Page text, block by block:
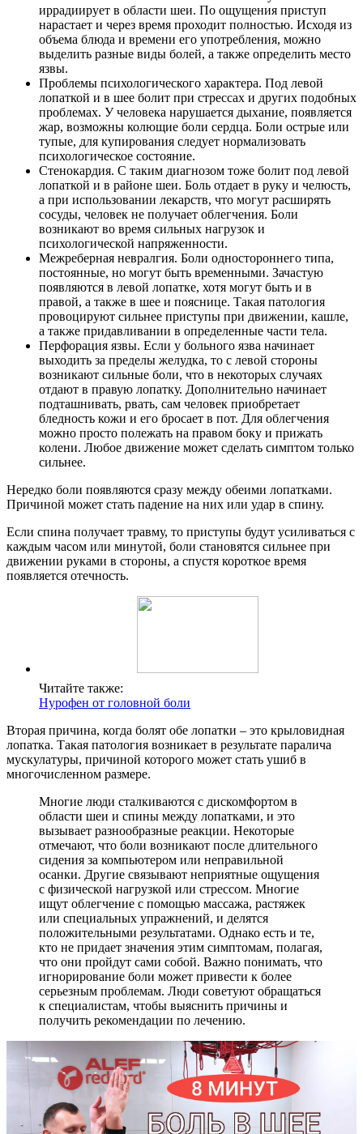
иррадиирует в области шеи. По ощущения приступ
нарастает и через время проходит полностью. Исходя из
объема блюда и времени его употребления, можно
выделить разные виды болей, а также определить место
язвы.
Проблемы психологического характера. Под левой
лопаткой и в шее болит при стрессах и других подобных
проблемах. У человека нарушается дыхание, появляется
жар, возможны колющие боли сердца. Боли острые или
тупые, для купирования следует нормализовать
психологическое состояние.
Стенокардия. С таким диагнозом тоже болит под левой
лопаткой и в районе шеи. Боль отдает в руку и челюсть,
а при использовании лекарств, что могут расширять
сосуды, человек не получает облегчения. Боли
возникают во время сильных нагрузок и
психологической напряженности.
Межреберная невралгия. Боли одностороннего типа,
постоянные, но могут быть временными. Зачастую
появляются в левой лопатке, хотя могут быть и в
правой, а также в шее и пояснице. Такая патология
провоцируют сильнее приступы при движении, кашле,
а также придавливании в определенные части тела.
Перфорация язвы. Если у больного язва начинает
выходить за пределы желудка, то с левой стороны
возникают сильные боли, что в некоторых случаях
отдают в правую лопатку. Дополнительно начинает
подташнивать, рвать, сам человек приобретает
бледность кожи и его бросает в пот. Для облегчения
можно просто полежать на правом боку и прижать
колени. Любое движение может сделать симптом только
сильнее.
Нередко боли появляются сразу между обеими лопатками.
Причиной может стать падение на них или удар в спину.
Если спина получает травму, то приступы будут усиливаться с
каждым часом или минутой, боли становятся сильнее при
движении руками в стороны, а спустя короткое время
появляется отечность.
Читайте также:
Нурофен от головной боли
Вторая причина, когда болят обе лопатки – это крыловидная
лопатка. Такая патология возникает в результате паралича
мускулатуры, причиной которого может стать ушиб в
многочисленном размере.
Многие люди сталкиваются с дискомфортом в
области шеи и спины между лопатками, и это
вызывает разнообразные реакции. Некоторые
отмечают, что боли возникают после длительного
сидения за компьютером или неправильной
осанки. Другие связывают неприятные ощущения
с физической нагрузкой или стрессом. Многие
ищут облегчение с помощью массажа, растяжек
или специальных упражнений, и делятся
положительными результатами. Однако есть и те,
кто не придает значения этим симптомам, полагая,
что они пройдут сами собой. Важно понимать, что
игнорирование боли может привести к более
серьезным проблемам. Люди советуют обращаться
к специалистам, чтобы выяснить причины и
получить рекомендации по лечению.